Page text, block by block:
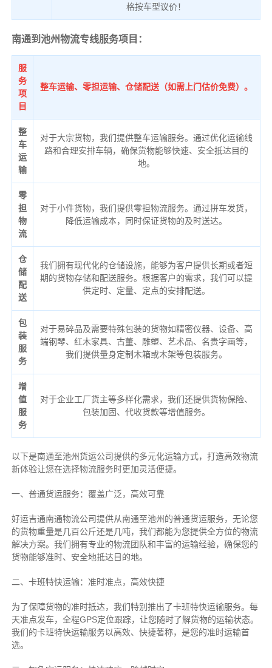
格按车型议价！
南通到池州物流专线服务项目：
服
务
项
目
整车运输、零担运输、仓储配送（如需上门估价免费）。
整
车
运
输
对于大宗货物，我们提供整车运输服务。通过优化运输线
路和合理安排车辆，确保货物能够快速、安全抵达目的
地。
零
担
物
流
对于小件货物，我们提供零担物流服务。通过拼车发货，
降低运输成本，同时保证货物的及时送达。
仓
储
配
送
我们拥有现代化的仓储设施，能够为客户提供长期或者短
期的货物存储和配送服务。根据客户的需求，我们可以提
供定时、定量、定点的安排配送。
包
装
服
务
对于易碎品及需要特殊包装的货物如精密仪器、设备、高
端钢琴、红木家具、古董、雕塑、艺术品、名贵字画等，
我们提供量身定制木箱或木架等包装服务。
增
值
服
务
对于企业工厂货主等多样化需求，我们还提供货物保险、
包装加固、代收货款等增值服务。
以下是南通至池州货运公司提供的多元化运输方式，打造高效物流
新体验让您在选择物流服务时更加灵活便捷。
一、普通货运服务：覆盖广泛，高效可靠
好运吉通南通物流公司提供从南通至池州的普通货运服务，无论您
的货物重量是几百公斤还是几吨，我们都能为您提供全方位的物流
解决方案。我们拥有专业的物流团队和丰富的运输经验，确保您的
货物能够准时、安全地抵达目的地。
二、卡班特快运输：准时准点，高效快捷
为了保障货物的准时抵达，我们特别推出了卡班特快运输服务。每
天准点发车，全程GPS定位跟踪，让您随时了解货物的运输状态。
我们的卡班特快运输服务以高效、快捷著称，是您的准时运输首
选。